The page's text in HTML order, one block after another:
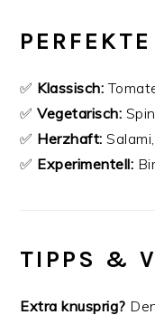
✅ Klassisch:
✅Vegetarisch:
✅ Herzhaft:
✅ Experimentell:
TIPPS &
Extra knusprig?